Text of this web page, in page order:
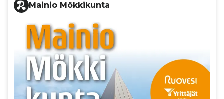
Mainio Mökkikunta